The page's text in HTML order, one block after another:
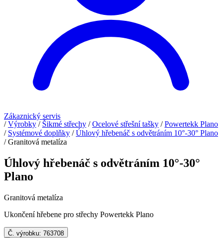
Zákaznický servis
/ Výrobky / Šikmé střechy / Ocelové střešní tašky / Powertekk Plano
/ Systémové doplňky / Úhlový hřebenáč s odvětráním 10°-30° Plano
/ Granitová metalíza
Úhlový hřebenáč s odvětráním 10°-30°
Plano
Granitová metalíza
Ukončení hřebene pro střechy Powertekk Plano
Č. výrobku: 763708